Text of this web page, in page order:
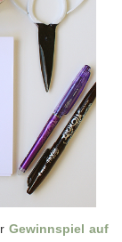
Gewinnspiel auf